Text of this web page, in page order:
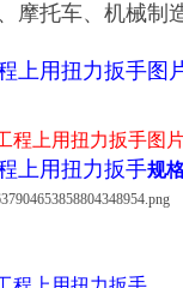
摩托车、机械制
上用扭力扳手
上用扭力扳手规